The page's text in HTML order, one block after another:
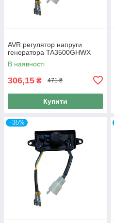
AVR регулятор напруги
генератора TA3500GHWX
В наявності
306,15 ₴ 471 ₴
Купити
–35%